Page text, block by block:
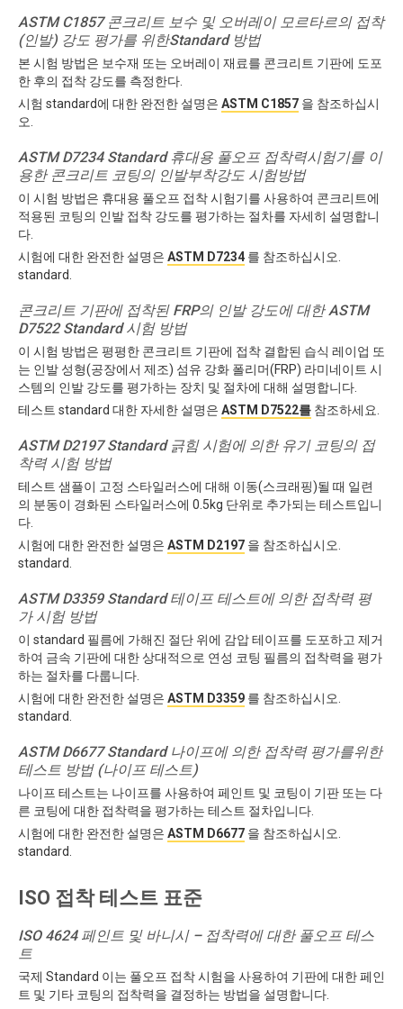
ASTM C1857 콘크리트 보수 및 오버레이 모르타르의 접착
(인발) 강도 평가를 위한Standard 방법
본 시험 방법은 보수재 또는 오버레이 재료를 콘크리트 기판에 도포
한 후의 접착 강도를 측정한다.
시험 standard에 대한 완전한 설명은 ASTM C1857 을 참조하십시
오.
ASTM D7234 Standard 휴대용 풀오프 접착력시험기를 이
용한 콘크리트 코팅의 인발부착강도 시험방법
이 시험 방법은 휴대용 풀오프 접착 시험기를 사용하여 콘크리트에
적용된 코팅의 인발 접착 강도를 평가하는 절차를 자세히 설명합니
다.
시험에 대한 완전한 설명은 ASTM D7234 를 참조하십시오.
standard.
콘크리트 기판에 접착된 FRP의 인발 강도에 대한 ASTM
D7522 Standard 시험 방법
이 시험 방법은 평평한 콘크리트 기판에 접착 결합된 습식 레이업 또
는 인발 성형(공장에서 제조) 섬유 강화 폴리머(FRP) 라미네이트 시
스템의 인발 강도를 평가하는 장치 및 절차에 대해 설명합니다.
테스트 standard 대한 자세한 설명은 ASTM D7522를 참조하세요.
ASTM D2197 Standard 긁힘 시험에 의한 유기 코팅의 접
착력 시험 방법
테스트 샘플이 고정 스타일러스에 대해 이동(스크래핑)될 때 일련
의 분동이 경화된 스타일러스에 0.5kg 단위로 추가되는 테스트입니
다.
시험에 대한 완전한 설명은 ASTM D2197 을 참조하십시오.
standard.
ASTM D3359 Standard 테이프 테스트에 의한 접착력 평
가 시험 방법
이 standard 필름에 가해진 절단 위에 감압 테이프를 도포하고 제거
하여 금속 기판에 대한 상대적으로 연성 코팅 필름의 접착력을 평가
하는 절차를 다룹니다.
시험에 대한 완전한 설명은 ASTM D3359 를 참조하십시오.
standard.
ASTM D6677 Standard 나이프에 의한 접착력 평가를위한
테스트 방법 (나이프 테스트)
나이프 테스트는 나이프를 사용하여 페인트 및 코팅이 기판 또는 다
른 코팅에 대한 접착력을 평가하는 테스트 절차입니다.
시험에 대한 완전한 설명은 ASTM D6677 을 참조하십시오.
standard.
ISO 접착 테스트 표준
ISO 4624 페인트 및 바니시 – 접착력에 대한 풀오프 테스
트
국제 Standard 이는 풀오프 접착 시험을 사용하여 기판에 대한 페인
트 및 기타 코팅의 접착력을 결정하는 방법을 설명합니다.